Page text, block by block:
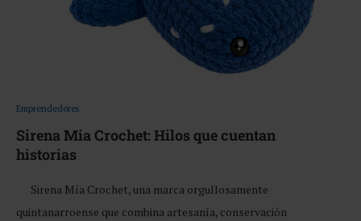
Emprendedores
Sirena Mia Crochet: Hilos que cuentan
historias
Sirena Mía Crochet, una marca orgullosamente
quintanarroense que combina artesanía, conservación